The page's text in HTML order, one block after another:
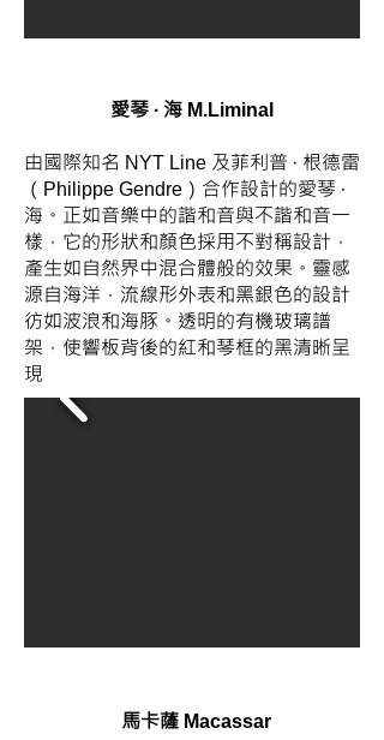
​愛琴 ‧ 海 M.Liminal
由國際知名 NYT Line 及菲利普 · 根德雷
（ Philippe Gendre ）合作設計的愛琴 ·
海。正如音樂中的諧和音與不諧和音一
樣，它的形狀和顏色採用不對稱設計，
產生如自然界中混合體般的效果。靈感
源自海洋，流線形外表和黑銀色的設計
彷如波浪和海豚。透明的有機玻璃譜
架，使響板背後的紅和琴框的黑清晰呈
現
​馬卡薩 Macassar